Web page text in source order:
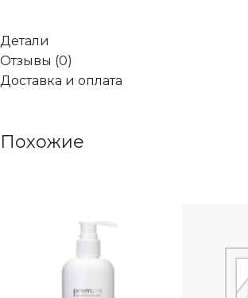
Детали
Отзывы (0)
Доставка и оплата
Похожие